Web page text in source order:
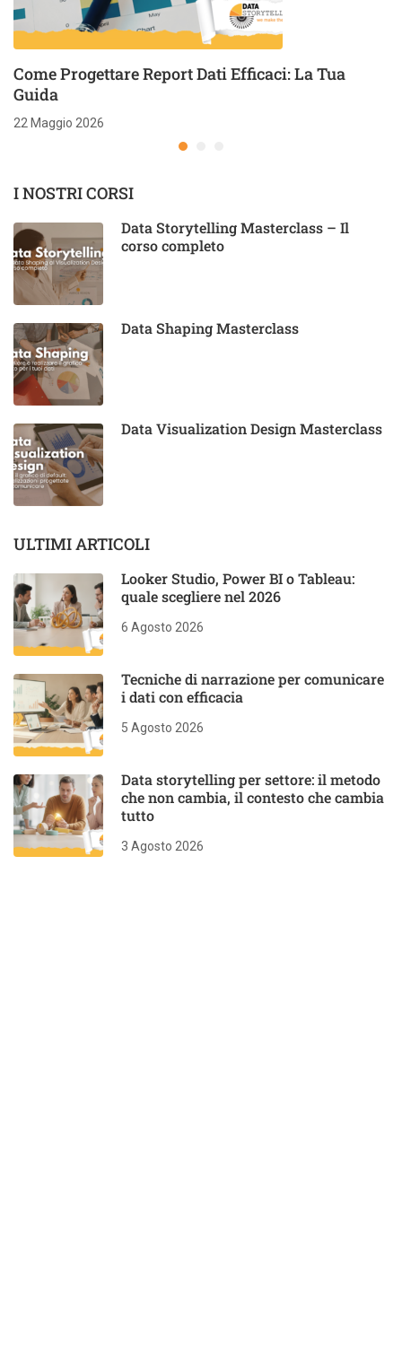
Come Progettare Report Dati Efficaci: La Tua
Guida
22 Maggio 2026
I NOSTRI CORSI
Data Storytelling Masterclass – Il
corso completo
Data Shaping Masterclass
Data Visualization Design Masterclass
ULTIMI ARTICOLI
Looker Studio, Power BI o Tableau:
quale scegliere nel 2026
6 Agosto 2026
Tecniche di narrazione per comunicare
i dati con efficacia
5 Agosto 2026
Data storytelling per settore: il metodo
che non cambia, il contesto che cambia
tutto
3 Agosto 2026